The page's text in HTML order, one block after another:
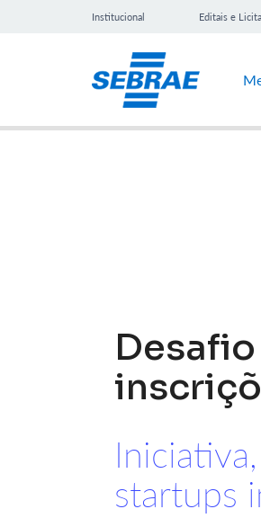
Institucional Editais e
startups